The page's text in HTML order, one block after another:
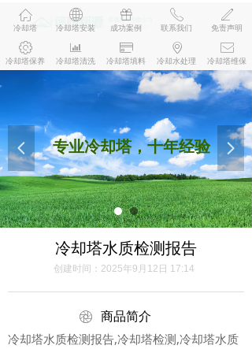
ꂉ
冷却塔保养
ꀄ
冷却塔清洗
ꀔ
冷却塔填料
ꄹ
冷却水处理
ꂘ
冷却塔维保
专业冷却塔，十年经验
넳 넲
ꀇ
冷却塔
ꄓ
冷却塔安装
ꁠ
成功案例
ꂅ
联系我们
ꄅ
免责声明
冷却塔水质检测报告
商品简介
创建时间： 2025年9月12日 17:14
冷却塔水质检测报告,冷却塔检测,冷却塔水质
ꁵ